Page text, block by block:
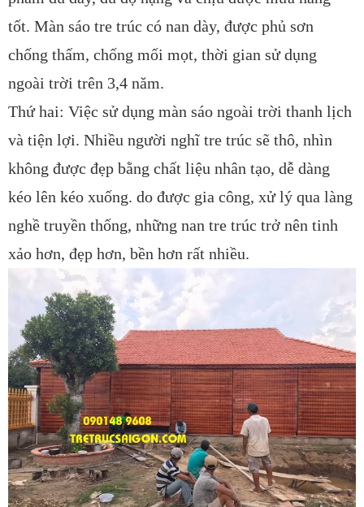
tốt. Màn sáo tre trúc có nan dày, được phủ sơn
chống thấm, chống mối mọt, thời gian sử dụng
ngoài trời trên 3,4 năm.
Thứ hai: Việc sử dụng màn sáo ngoài trời thanh lịch
và tiện lợi. Nhiều người nghĩ tre trúc sẽ thô, nhìn
không được đẹp bằng chất liệu nhân tạo, dễ dàng
kéo lên kéo xuống. do được gia công, xử lý qua làng
nghề truyền thống, những nan tre trúc trở nên tinh
xảo hơn, đẹp hơn, bền hơn rất nhiều.